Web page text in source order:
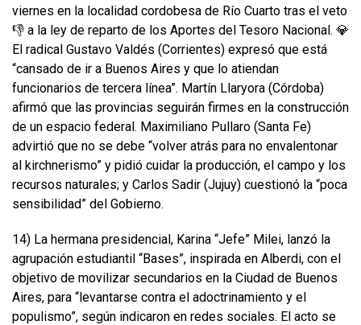
viernes en la localidad cordobesa de Río Cuarto tras el veto
👎 a la ley de reparto de los Aportes del Tesoro Nacional. 💎
El radical Gustavo Valdés (Corrientes) expresó que está
“cansado de ir a Buenos Aires y que lo atiendan
funcionarios de tercera línea”. Martín Llaryora (Córdoba)
afirmó que las provincias seguirán firmes en la construcción
de un espacio federal. Maximiliano Pullaro (Santa Fe)
advirtió que no se debe “volver atrás para no envalentonar
al kirchnerismo” y pidió cuidar la producción, el campo y los
recursos naturales; y Carlos Sadir (Jujuy) cuestionó la “poca
sensibilidad” del Gobierno.
14) La hermana presidencial, Karina “Jefe” Milei, lanzó la
agrupación estudiantil “Bases”, inspirada en Alberdi, con el
objetivo de movilizar secundarios en la Ciudad de Buenos
Aires, para “levantarse contra el adoctrinamiento y el
populismo”, según indicaron en redes sociales. El acto se